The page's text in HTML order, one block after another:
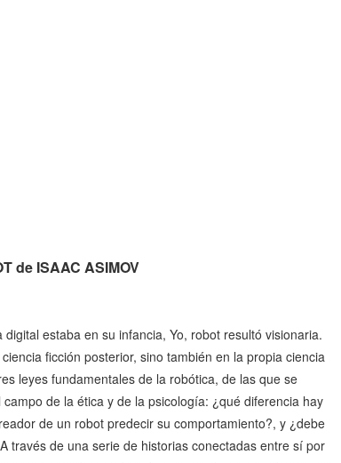
de ISAAC ASIMOV
estaba en su infancia, Yo, robot resultó visionaria.
ficción posterior, sino también en la propia ciencia
leyes fundamentales de la robótica, de las que se
de la ética y de la psicología: ¿qué diferencia hay
de un robot predecir su comportamiento?, y ¿debe
través de una serie de historias conectadas entre sí por